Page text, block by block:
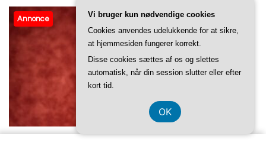
Annonce
Vi bruger kun nødvendige cookies
Cookies anvendes udelukkende for at sikre,
at hjemmesiden fungerer korrekt.
Disse cookies sættes af os og slettes
automatisk, når din session slutter eller efter
kort tid.
OK